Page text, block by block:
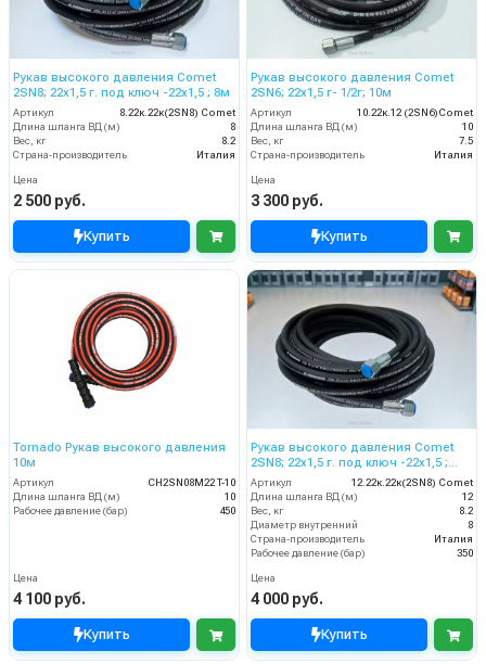
Рукав высокого давления Comet
2SN8; 22х1,5 г. под ключ -22х1,5 ; 8м
Артикул
8.22к.22к(2SN8) Comet
Длина шланга ВД (м)
8
Вес, кг
8.2
Страна-производитель
Италия
Цена
2 500 руб.
Купить
Рукав высокого давления Comet
2SN6; 22х1,5 г- 1/2г; 10м
Артикул
10.22к.12 (2SN6)Comet
Длина шланга ВД (м)
10
Вес, кг
7.5
Страна-производитель
Италия
Цена
3 300 руб.
Купить
Tornado Рукав высокого давления
10м
Артикул
CH2SN08M22 T-10
Длина шланга ВД (м)
10
Рабочее давление (бар)
450
Цена
4 100 руб.
Купить
Рукав высокого давления Comet
2SN8; 22х1,5 г. под ключ -22х1,5 ;
12м
Артикул
12.22к.22к(2SN8) Comet
Длина шланга ВД (м)
12
Вес, кг
8.2
Диаметр внутренний
8
Страна-производитель
Италия
Рабочее давление (бар)
350
Цена
4 000 руб.
Купить